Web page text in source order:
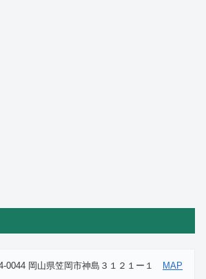
0044 岡山県笠岡市神島３１２１ー１ MAP